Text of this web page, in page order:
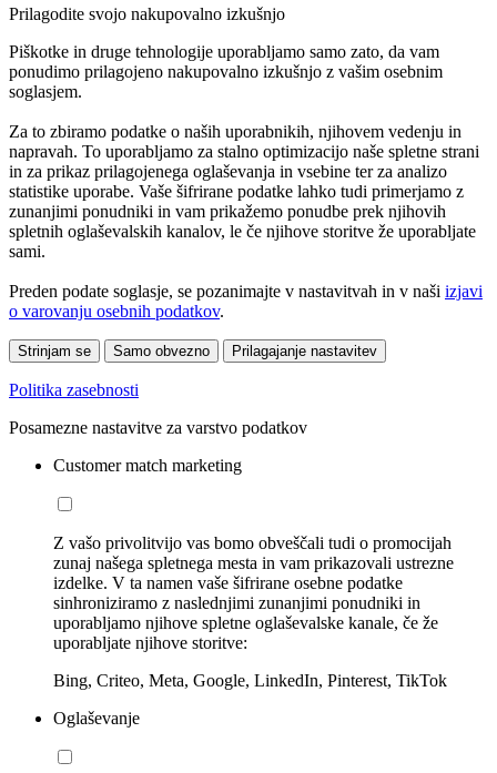
Prilagodite svojo nakupovalno izkušnjo
Piškotke in druge tehnologije uporabljamo samo zato, da vam
ponudimo prilagojeno nakupovalno izkušnjo z vašim osebnim
soglasjem.
Za to zbiramo podatke o naših uporabnikih, njihovem vedenju in
napravah. To uporabljamo za stalno optimizacijo naše spletne strani
in za prikaz prilagojenega oglaševanja in vsebine ter za analizo
statistike uporabe. Vaše šifrirane podatke lahko tudi primerjamo z
zunanjimi ponudniki in vam prikažemo ponudbe prek njihovih
spletnih oglaševalskih kanalov, le če njihove storitve že uporabljate
sami.
Preden podate soglasje, se pozanimajte v nastavitvah in v naši izjavi
o varovanju osebnih podatkov.
Strinjam se Samo obvezno Prilagajanje nastavitev
Politika zasebnosti
Posamezne nastavitve za varstvo podatkov
Customer match marketing
Z vašo privolitvijo vas bomo obveščali tudi o promocijah
zunaj našega spletnega mesta in vam prikazovali ustrezne
izdelke. V ta namen vaše šifrirane osebne podatke
sinhroniziramo z naslednjimi zunanjimi ponudniki in
uporabljamo njihove spletne oglaševalske kanale, če že
uporabljate njihove storitve:
Bing, Criteo, Meta, Google, LinkedIn, Pinterest, TikTok
Oglaševanje